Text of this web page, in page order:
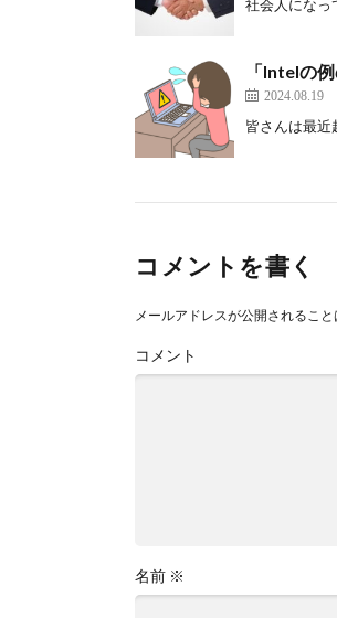
社会人になっ
「Intelの
2024.08.19
皆さんは最
コメントを書く
メールアドレスが公開されること
コメント
名前 ※